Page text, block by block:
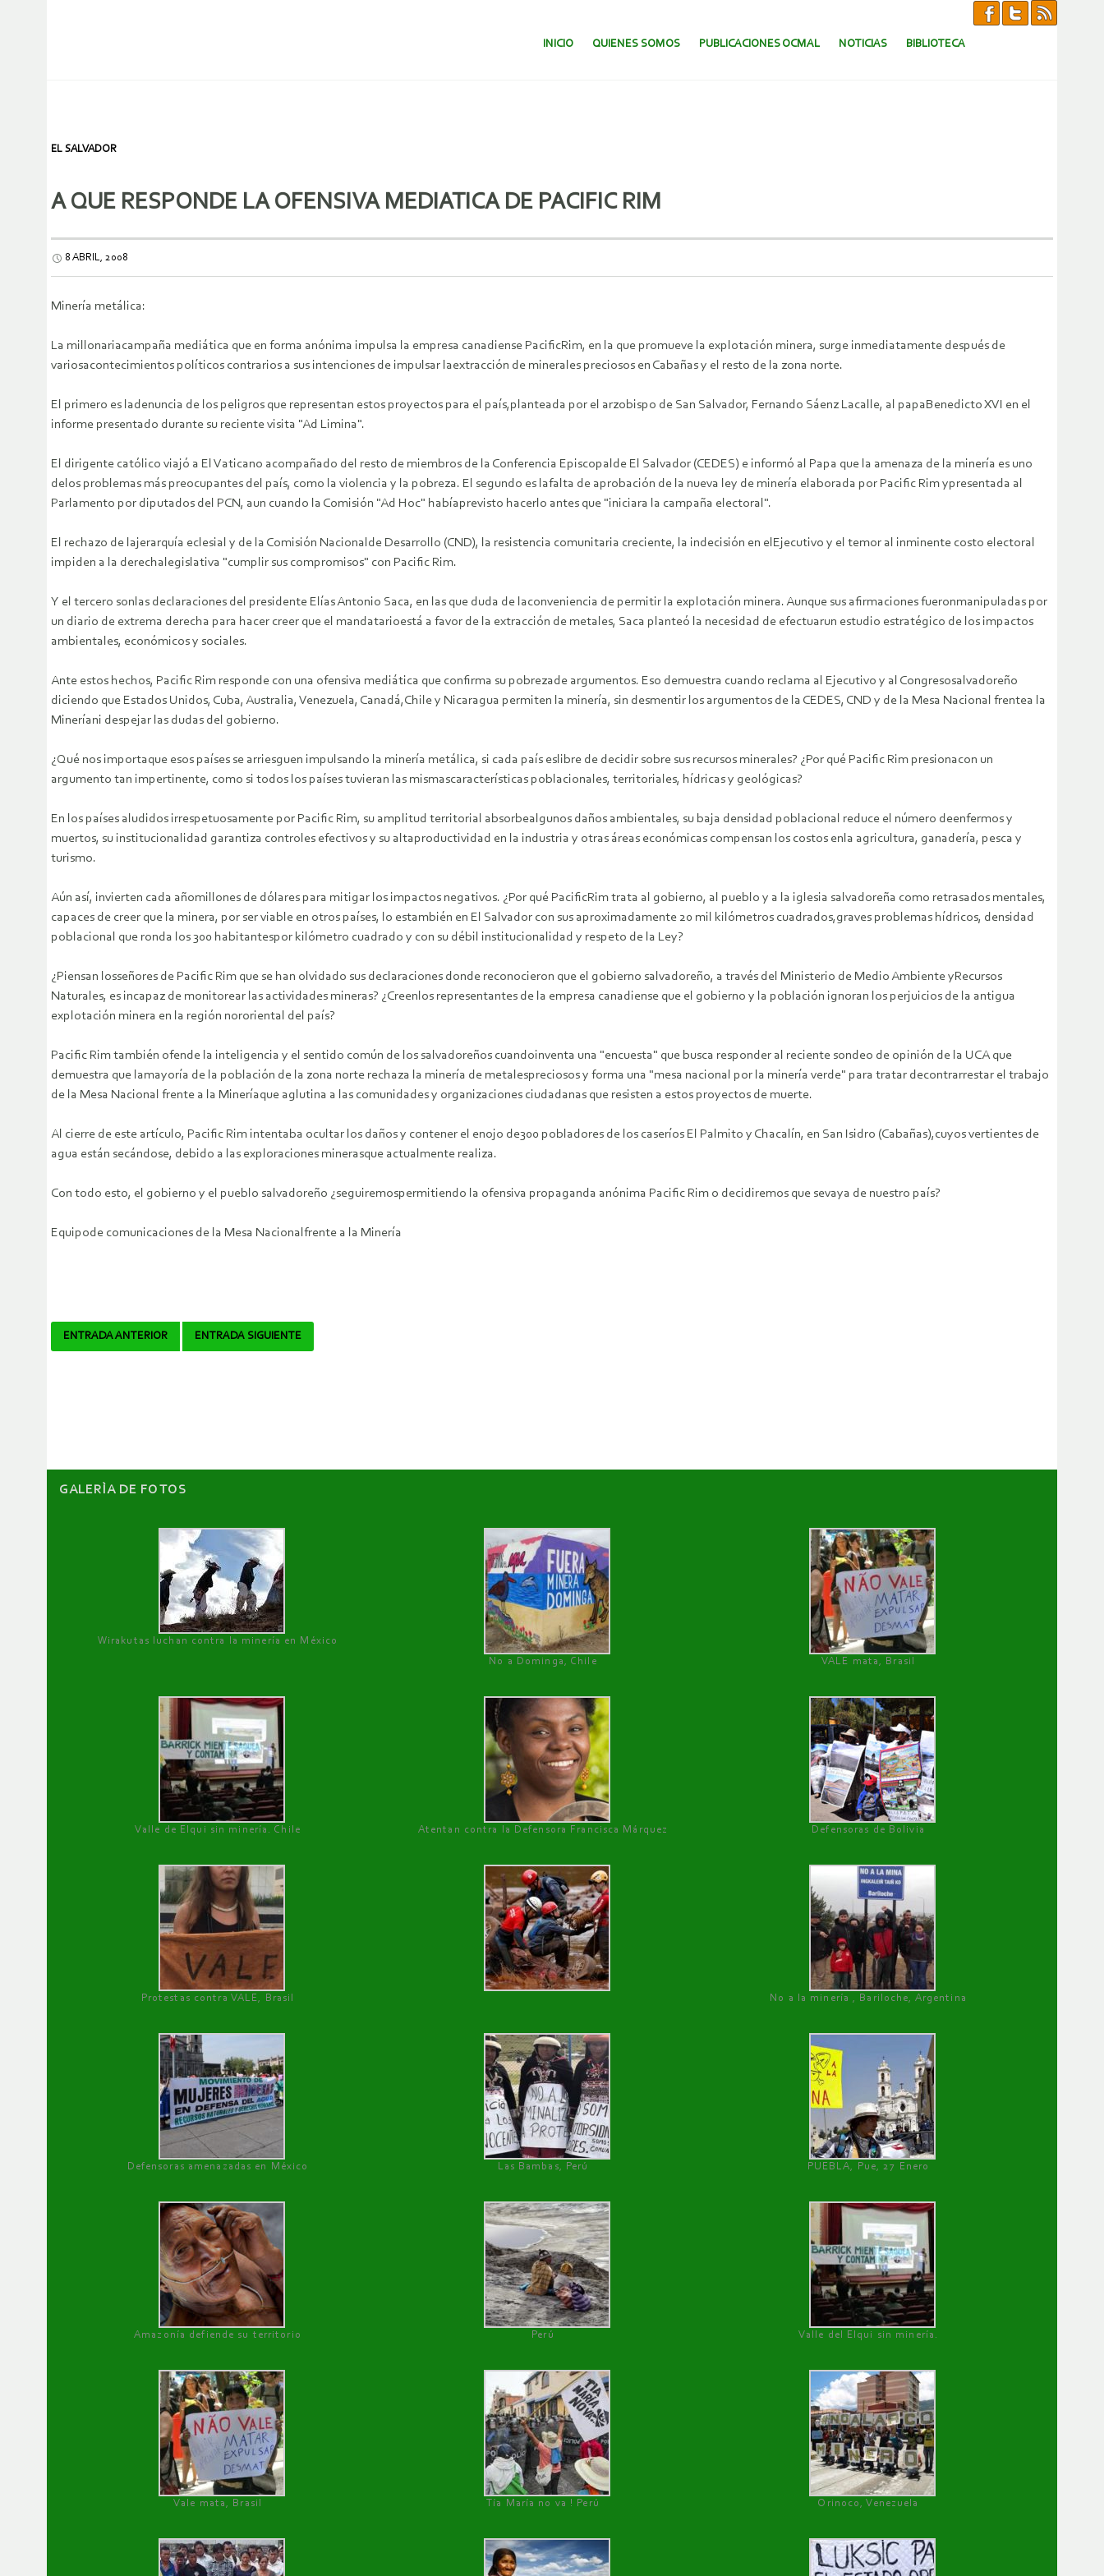
SALTAR AL CONTENIDO.
INICIO QUIENES SOMOS PUBLICACIONES OCMAL NOTICIAS BIBLIOTECA
EL SALVADOR
A QUE RESPONDE LA OFENSIVA MEDIATICA DE PACIFIC RIM
8 ABRIL, 2008
Minería metálica:
La millonariacampaña mediática que en forma anónima impulsa la empresa canadiense PacificRim, en la que promueve la explotación minera, surge inmediatamente después de
variosacontecimientos políticos contrarios a sus intenciones de impulsar laextracción de minerales preciosos en Cabañas y el resto de la zona norte.
El primero es ladenuncia de los peligros que representan estos proyectos para el país,planteada por el arzobispo de San Salvador, Fernando Sáenz Lacalle, al papaBenedicto XVI en el
informe presentado durante su reciente visita "Ad Limina".
El dirigente católico viajó a El Vaticano acompañado del resto de miembros de la Conferencia Episcopalde El Salvador (CEDES) e informó al Papa que la amenaza de la minería es uno
delos problemas más preocupantes del país, como la violencia y la pobreza. El segundo es lafalta de aprobación de la nueva ley de minería elaborada por Pacific Rim ypresentada al
Parlamento por diputados del PCN, aun cuando la Comisión "Ad Hoc" habíaprevisto hacerlo antes que "iniciara la campaña electoral".
El rechazo de lajerarquía eclesial y de la Comisión Nacionalde Desarrollo (CND), la resistencia comunitaria creciente, la indecisión en elEjecutivo y el temor al inminente costo electoral
impiden a la derechalegislativa "cumplir sus compromisos" con Pacific Rim.
Y el tercero sonlas declaraciones del presidente Elías Antonio Saca, en las que duda de laconveniencia de permitir la explotación minera. Aunque sus afirmaciones fueronmanipuladas por
un diario de extrema derecha para hacer creer que el mandatarioestá a favor de la extracción de metales, Saca planteó la necesidad de efectuarun estudio estratégico de los impactos
ambientales, económicos y sociales.
Ante estos hechos, Pacific Rim responde con una ofensiva mediática que confirma su pobrezade argumentos. Eso demuestra cuando reclama al Ejecutivo y al Congresosalvadoreño
diciendo que Estados Unidos, Cuba, Australia, Venezuela, Canadá,Chile y Nicaragua permiten la minería, sin desmentir los argumentos de la CEDES, CND y de la Mesa Nacional frentea la
Mineríani despejar las dudas del gobierno.
¿Qué nos importaque esos países se arriesguen impulsando la minería metálica, si cada país eslibre de decidir sobre sus recursos minerales? ¿Por qué Pacific Rim presionacon un
argumento tan impertinente, como si todos los países tuvieran las mismascaracterísticas poblacionales, territoriales, hídricas y geológicas?
En los países aludidos irrespetuosamente por Pacific Rim, su amplitud territorial absorbealgunos daños ambientales, su baja densidad poblacional reduce el número deenfermos y
muertos, su institucionalidad garantiza controles efectivos y su altaproductividad en la industria y otras áreas económicas compensan los costos enla agricultura, ganadería, pesca y
turismo.
Aún así, invierten cada añomillones de dólares para mitigar los impactos negativos. ¿Por qué PacificRim trata al gobierno, al pueblo y a la iglesia salvadoreña como retrasados mentales,
capaces de creer que la minera, por ser viable en otros países, lo estambién en El Salvador con sus aproximadamente 20 mil kilómetros cuadrados,graves problemas hídricos, densidad
poblacional que ronda los 300 habitantespor kilómetro cuadrado y con su débil institucionalidad y respeto de la Ley?
¿Piensan losseñores de Pacific Rim que se han olvidado sus declaraciones donde reconocieron que el gobierno salvadoreño, a través del Ministerio de Medio Ambiente yRecursos
Naturales, es incapaz de monitorear las actividades mineras? ¿Creenlos representantes de la empresa canadiense que el gobierno y la población ignoran los perjuicios de la antigua
explotación minera en la región nororiental del país?
Pacific Rim también ofende la inteligencia y el sentido común de los salvadoreños cuandoinventa una "encuesta" que busca responder al reciente sondeo de opinión de la UCA que
demuestra que lamayoría de la población de la zona norte rechaza la minería de metalespreciosos y forma una "mesa nacional por la minería verde" para tratar decontrarrestar el trabajo
de la Mesa Nacional frente a la Mineríaque aglutina a las comunidades y organizaciones ciudadanas que resisten a estos proyectos de muerte.
Al cierre de este artículo, Pacific Rim intentaba ocultar los daños y contener el enojo de300 pobladores de los caseríos El Palmito y Chacalín, en San Isidro (Cabañas),cuyos vertientes de
agua están secándose, debido a las exploraciones minerasque actualmente realiza.
Con todo esto, el gobierno y el pueblo salvadoreño ¿seguiremospermitiendo la ofensiva propaganda anónima Pacific Rim o decidiremos que sevaya de nuestro país?
Equipode comunicaciones de la Mesa Nacionalfrente a la Minería
Navegador
ENTRADA ANTERIOR ENTRADA SIGUIENTE
GALERÌA DE FOTOS
Wirakutas luchan contra la minería en México
No a Dominga, Chile
VALE mata, Brasil
Valle de Elqui sin minería. Chile Atentan contra la Defensora Francisca Márquez Defensoras de Bolivia
Protestas contra VALE, Brasil No a la minería , Bariloche, Argentina
Defensoras amenazadas en México Las Bambas, Perú PUEBLA, Pue, 27 Enero
Amazonía defiende su territorio Perú Valle del Elqui sin minería.
Vale mata, Brasil Tía María no va ! Perú Orinoco, Venezuela